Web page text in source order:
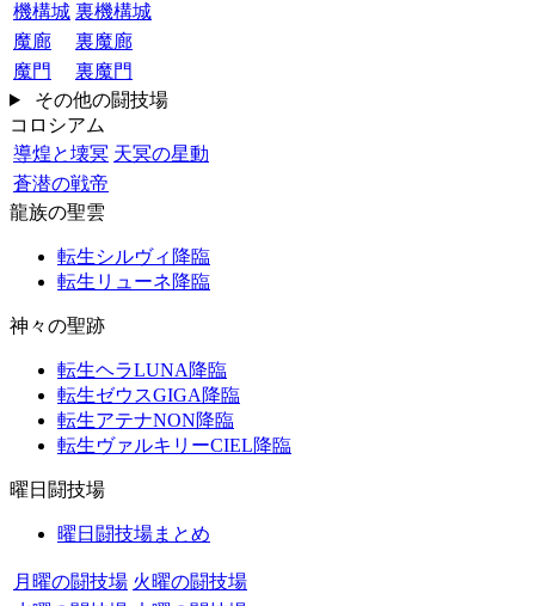
機構城 裏機構城
魔廊
裏魔廊
魔門
裏魔門
その他の闘技場
コロシアム
導煌と壊冥 天冥の星動
蒼潜の戦帝
龍族の聖雲
転生シルヴィ降臨
転生リューネ降臨
神々の聖跡
転生ヘラLUNA降臨
転生ゼウスGIGA降臨
転生アテナNON降臨
転生ヴァルキリーCIEL降臨
曜日闘技場
曜日闘技場まとめ
月曜の闘技場 火曜の闘技場